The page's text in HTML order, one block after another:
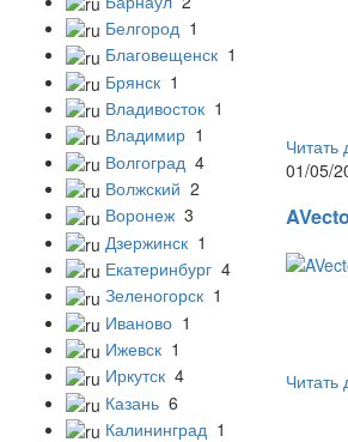
Белгород 1
Благовещенск 1
Брянск 1
Владивосток 1
Владимир 1
Волгоград 4
Волжский 2
Воронеж 3
Дзержинск 1
Екатеринбург 4
Зеленогорск 1
Иваново 1
Ижевск 1
Иркутск 4
Казань 6
Калининград 1
Читать
01/05/
Читать